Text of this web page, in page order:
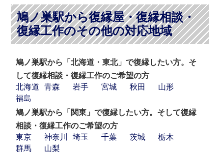
鳩ノ巣駅から復縁屋・復縁相談・
復縁工作のその他の対応地域
鳩ノ巣駅から「北海道・東北」で復縁したい方。そ
して復縁相談・復縁工作のご希望の方
北海道
青森 岩手 宮城 秋田
山形
福島
鳩ノ巣駅から「関東」で復縁したい方。そして復縁
相談・復縁工作のご希望の方
東京
神奈川 埼玉 千葉 茨城
栃木
群馬
山梨